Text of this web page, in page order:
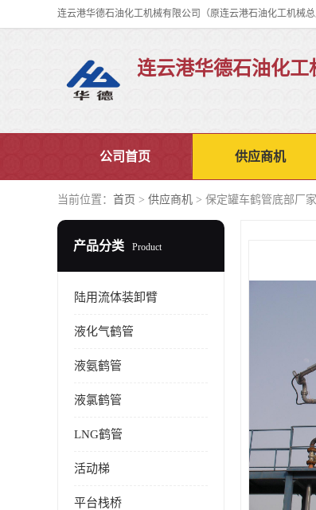
连云港华德石油化工
公司首页 供应商机
当前位置： 首页 > 供应商机 > 保定罐车鹤管底部厂家
产品分类 Product
陆用流体装卸臂
液化气鹤管
液氨鹤管
液氯鹤管
LNG鹤管
活动梯
平台栈桥